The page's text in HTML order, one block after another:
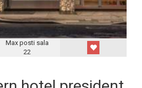
Max posti sala
22